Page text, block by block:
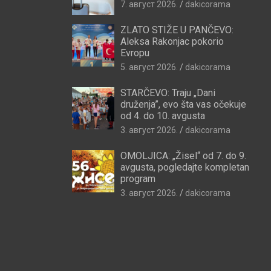
7. август 2026. dakicorama
ZLATO STIŽE U PANČEVO:
Aleksa Rakonjac pokorio
Evropu
5. август 2026. dakicorama
STARČEVO: Traju „Dani
druženja”, evo šta vas očekuje
od 4. do 10. avgusta
3. август 2026. dakicorama
OMOLJICA: „Žisel“ od 7. do 9.
avgusta, pogledajte kompletan
program
3. август 2026. dakicorama